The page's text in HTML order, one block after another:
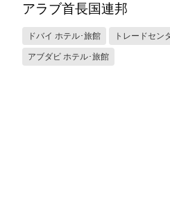
アラブ首長国連邦
ドバイ ホテル･旅館 トレードセン
アブダビ ホテル･旅館